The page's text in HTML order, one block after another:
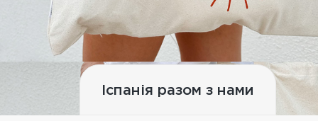
Про бренд
Контакти Іспанія разом з нами